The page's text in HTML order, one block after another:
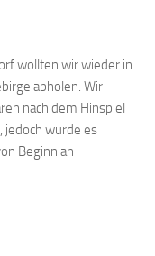
wollten wir wieder in
abholen. Wir
nach dem Hinspiel
jedoch wurde es
Beginn an